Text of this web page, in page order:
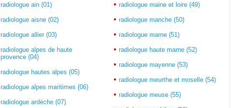
radiologue ain (01)
radiologue aisne (02)
radiologue allier (03)
radiologue alpes de haute
provence (04)
radiologue hautes alpes (05)
radiologue alpes maritimes (06)
radiologue ardèche (07)
radiologue maine et loire (49)
radiologue manche (50)
radiologue marne (51)
radiologue haute marne (52)
radiologue mayenne (53)
radiologue meurthe et moselle (54)
radiologue meuse (55)